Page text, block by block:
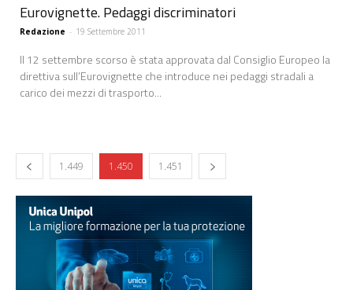
Eurovignette. Pedaggi discriminatori
Redazione - 19 Settembre 2011
Il 12 settembre scorso è stata approvata dal Consiglio Europeo la
direttiva sull’Eurovignette che introduce nei pedaggi stradali a
carico dei mezzi di trasporto...
1.449 1.450 1.451